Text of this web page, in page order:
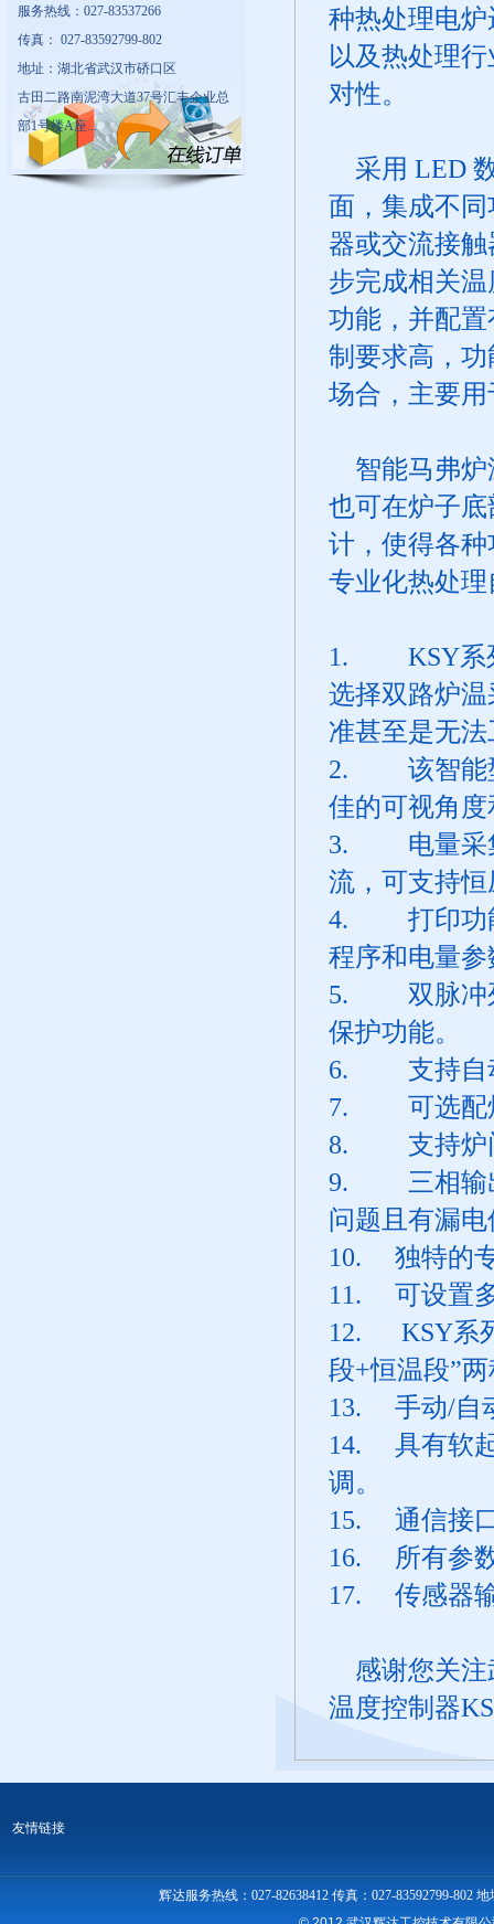
服务热线：027-83537266
传真： 027-83592799-802
地址：湖北省武汉市硚口区
古田二路南泥湾大道37号汇丰企业总
部1号楼A座...
种热处理电
以及热处理
对性。
采用 LED
面，集成不
器或交流接
步完成相关
功能，并配置
制要求高，
场合，主要
智能马弗炉
也可在炉子
计，使得各
专业化热处
1. KSY系列
选择双路炉
准甚至是无
2. 该智能型
佳的可视角
3. 电量采集
流，可支持
4. 打印功能
程序和电量参
5. 双脉冲列
保护功能。
6. 支持自
7. 可选配
8. 支持炉门
9. 三相输出
问题且有漏
10. 独特的专
11. 可设置多
12. KSY系列
段+恒温段”
13. 手动/自
14. 具有软起
调。
15. 通信接
16. 所有参
17. 传感器
感谢您关注
温度控制器
友情链接
辉达服务热线：027-82638412 传真：027-83592799-